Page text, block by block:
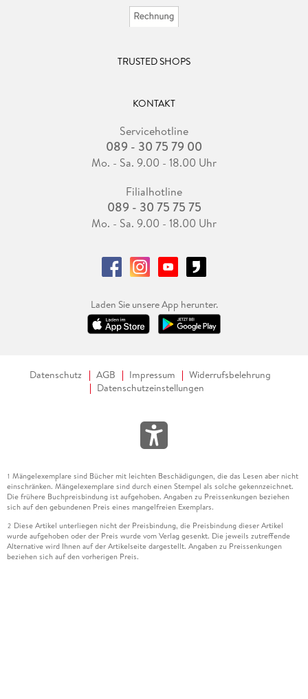
TRUSTED SHOPS
KONTAKT
Servicehotline
089 - 30 75 79 00
Mo. - Sa. 9.00 - 18.00 Uhr
Filialhotline
089 - 30 75 75 75
Mo. - Sa. 9.00 - 18.00 Uhr
Laden Sie unsere App herunter.
Datenschutz AGB Impressum
Widerrufsbelehrung
Datenschutzeinstellungen
1 Mängelexemplare sind Bücher mit leichten Beschädigungen, die das Lesen aber nicht
einschränken. Mängelexemplare sind durch einen Stempel als solche gekennzeichnet.
Die frühere Buchpreisbindung ist aufgehoben. Angaben zu Preissenkungen beziehen
sich auf den gebundenen Preis eines mangelfreien Exemplars.
2 Diese Artikel unterliegen nicht der Preisbindung, die Preisbindung dieser Artikel
wurde aufgehoben oder der Preis wurde vom Verlag gesenkt. Die jeweils zutreffende
Alternative wird Ihnen auf der Artikelseite dargestellt. Angaben zu Preissenkungen
beziehen sich auf den vorherigen Preis.